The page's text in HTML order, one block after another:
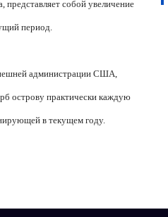
представляет собой увеличение
период.
администрации США,
острову практически каждую
в текущем году.